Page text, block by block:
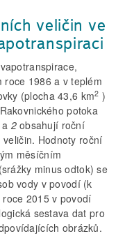
veličin ve
roce 1986 a v teplém
(plocha 43,6 km2 )
potoka
a 2obsahují roční
Hodnoty roční
měsíčním
minus odtok) se
vody v povodí (k
2015 v povodí
sestava dat pro
obrázků.